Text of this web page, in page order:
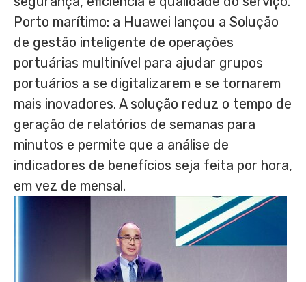
Porto marítimo: a Huawei lançou a Solução
de gestão inteligente de operações
portuárias multinível para ajudar grupos
portuários a se digitalizarem e se tornarem
mais inovadores. A solução reduz o tempo de
geração de relatórios de semanas para
minutos e permite que a análise de
indicadores de benefícios seja feita por hora,
em vez de mensal.